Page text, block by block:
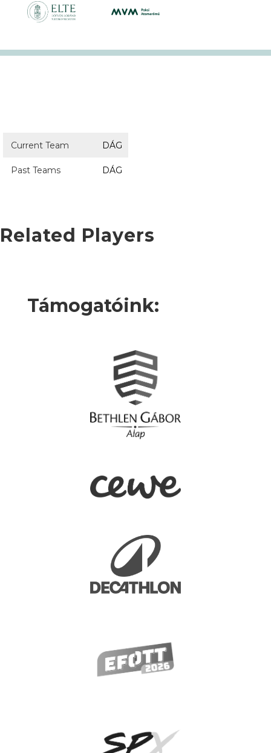
Current Team DÁG
Past Teams DÁG
Related Players
Támogatóink: